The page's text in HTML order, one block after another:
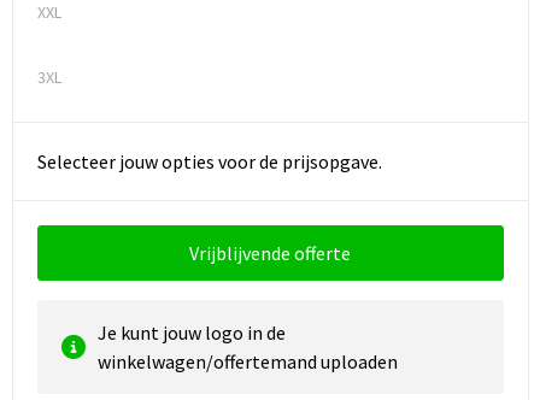
XXL
3XL
Selecteer jouw opties voor de prijsopgave.
Vrijblijvende offerte
Je kunt jouw logo in de
winkelwagen/offertemand uploaden